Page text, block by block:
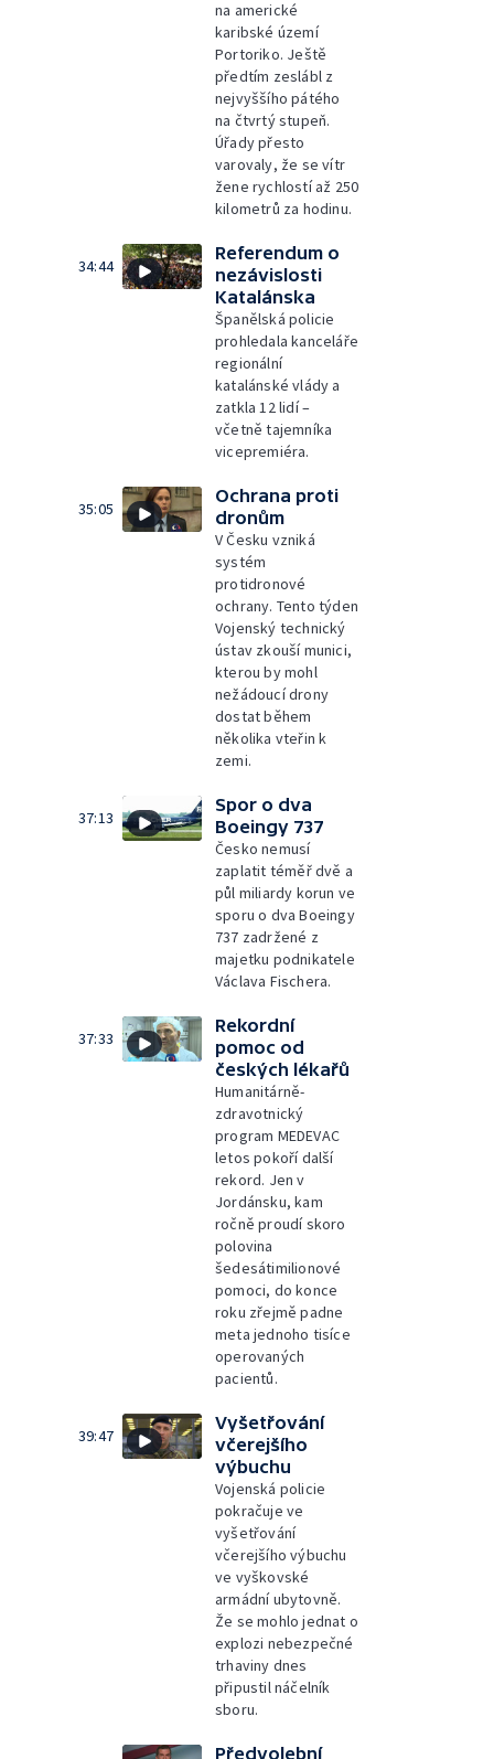
na americké
karibské území
Portoriko. Ještě
předtím zeslábl z
nejvyššího pátého
na čtvrtý stupeň.
Úřady přesto
varovaly, že se vítr
žene rychlostí až 250
kilometrů za hodinu.
34:44
Referendum o
nezávislosti
Katalánska
Španělská policie
prohledala kanceláře
regionální
katalánské vlády a
zatkla 12 lidí –
včetně tajemníka
vicepremiéra.
35:05
Ochrana proti
dronům
V Česku vzniká
systém
protidronové
ochrany. Tento týden
Vojenský technický
ústav zkouší munici,
kterou by mohl
nežádoucí drony
dostat během
několika vteřin k
zemi.
37:13
Spor o dva
Boeingy 737
Česko nemusí
zaplatit téměř dvě a
půl miliardy korun ve
sporu o dva Boeingy
737 zadržené z
majetku podnikatele
Václava Fischera.
37:33
Rekordní
pomoc od
českých lékařů
Humanitárně-
zdravotnický
program MEDEVAC
letos pokoří další
rekord. Jen v
Jordánsku, kam
ročně proudí skoro
polovina
šedesátimilionové
pomoci, do konce
roku zřejmě padne
meta jednoho tisíce
operovaných
pacientů.
39:47
Vyšetřování
včerejšího
výbuchu
Vojenská policie
pokračuje ve
vyšetřování
včerejšího výbuchu
ve vyškovské
armádní ubytovně.
Že se mohlo jednat o
explozi nebezpečné
trhaviny dnes
připustil náčelník
sboru.
Předvolební